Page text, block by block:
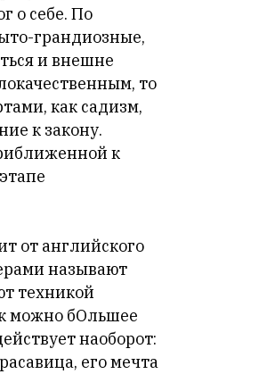
о себе. По
грандиозные,
и внешне
то
как садизм,
к закону.
к
от английского
называют
техникой
можно бОльшее
наоборот:
его мечта